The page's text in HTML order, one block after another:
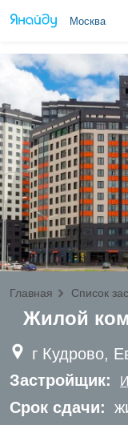
Москва
Главная Список
Жилой
г Кудрово,
Застройщик:
Срок сдачи: